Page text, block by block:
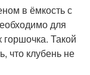
в ёмкость с
для
горшочка. Такой
что клубень не